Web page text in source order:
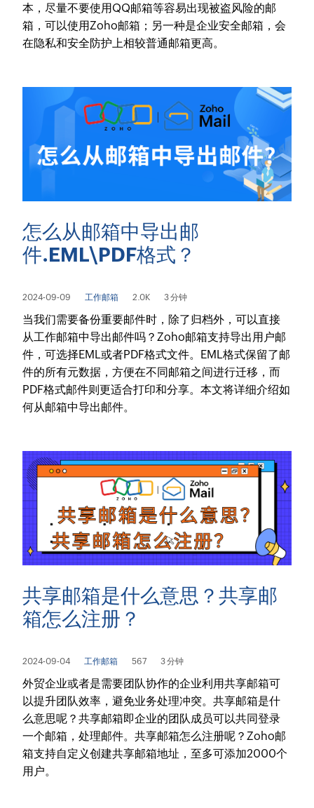
本，尽量不要使用QQ邮箱等容易出现被盗风险的邮
箱，可以使用Zoho邮箱；另一种是企业安全邮箱，会
在隐私和安全防护上相较普通邮箱更高。
怎么从邮箱中导出邮
件.EML\PDF格式？
2024-09-09 工作邮箱 2.0K 3 分钟
当我们需要备份重要邮件时，除了归档外，可以直接
从工作邮箱中导出邮件吗？Zoho邮箱支持导出用户邮
件，可选择EML或者PDF格式文件。EML格式保留了邮
件的所有元数据，方便在不同邮箱之间进行迁移，而
PDF格式邮件则更适合打印和分享。本文将详细介绍如
何从邮箱中导出邮件。
共享邮箱是什么意思？共享邮
箱怎么注册？
2024-09-04 工作邮箱 567 3 分钟
外贸企业或者是需要团队协作的企业利用共享邮箱可
以提升团队效率，避免业务处理冲突。共享邮箱是什
么意思呢？共享邮箱即企业的团队成员可以共同登录
一个邮箱，处理邮件。共享邮箱怎么注册呢？Zoho邮
箱支持自定义创建共享邮箱地址，至多可添加2000个
用户。